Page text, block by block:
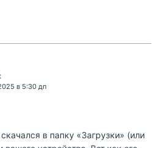
:
в 5:30 дп
в папку «Загрузки» (или